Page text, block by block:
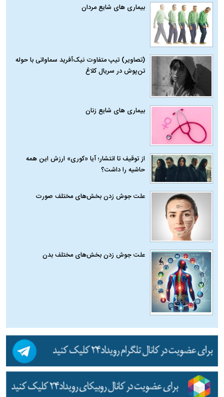
بیماری‌ های شایع مردان
(تصاویر) تیپ متفاوت نیک‌آفرید سماواتی با حوله
تن‌پوش در سریال کلاغ
بیماری‌ های شایع زنان
از توقیف تا انتشار؛ آیا «کوری» ارزش این همه
حاشیه را داشت؟
علت جوش زدن بخش‌های مختلف صورت
علت جوش زدن بخش‌های مختلف بدن